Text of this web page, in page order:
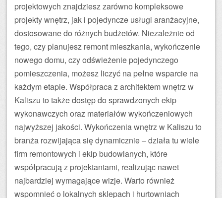
projektowych znajdziesz zarówno kompleksowe
projekty wnętrz, jak i pojedyncze usługi aranżacyjne,
dostosowane do różnych budżetów. Niezależnie od
tego, czy planujesz remont mieszkania, wykończenie
nowego domu, czy odświeżenie pojedynczego
pomieszczenia, możesz liczyć na pełne wsparcie na
każdym etapie. Współpraca z architektem wnętrz w
Kaliszu to także dostęp do sprawdzonych ekip
wykonawczych oraz materiałów wykończeniowych
najwyższej jakości. Wykończenia wnętrz w Kaliszu to
branża rozwijająca się dynamicznie – działa tu wiele
firm remontowych i ekip budowlanych, które
współpracują z projektantami, realizując nawet
najbardziej wymagające wizje. Warto również
wspomnieć o lokalnych sklepach i hurtowniach